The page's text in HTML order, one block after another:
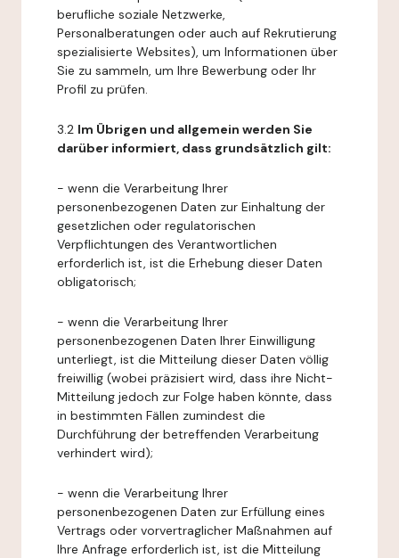
berufliche soziale Netzwerke,
Personalberatungen oder auch auf Rekrutierung
spezialisierte Websites), um Informationen über
Sie zu sammeln, um Ihre Bewerbung oder Ihr
Profil zu prüfen.
3.2 Im Übrigen und allgemein werden Sie
darüber informiert, dass grundsätzlich gilt:
- wenn die Verarbeitung Ihrer
personenbezogenen Daten zur Einhaltung der
gesetzlichen oder regulatorischen
Verpflichtungen des Verantwortlichen
erforderlich ist, ist die Erhebung dieser Daten
obligatorisch;
- wenn die Verarbeitung Ihrer
personenbezogenen Daten Ihrer Einwilligung
unterliegt, ist die Mitteilung dieser Daten völlig
freiwillig (wobei präzisiert wird, dass ihre Nicht-
Mitteilung jedoch zur Folge haben könnte, dass
in bestimmten Fällen zumindest die
Durchführung der betreffenden Verarbeitung
verhindert wird);
- wenn die Verarbeitung Ihrer
personenbezogenen Daten zur Erfüllung eines
Vertrags oder vorvertraglicher Maßnahmen auf
Ihre Anfrage erforderlich ist, ist die Mitteilung